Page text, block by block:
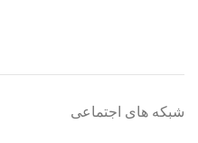
شبکه های اجتماعی